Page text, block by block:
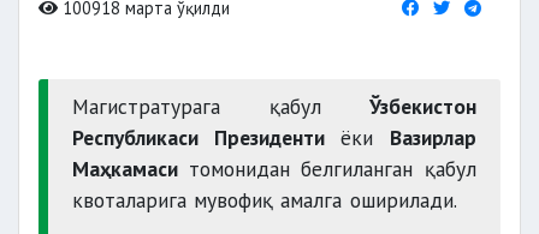
100918 марта ўқилди
Магистратурага қабул Ўзбекистон
Республикаси Президентиёки Вазирлар
Маҳкамаси томонидан белгиланган қабул
квоталарига мувофиқ амалга оширилади.